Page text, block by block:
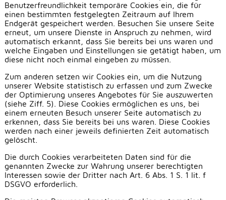
Benutzerfreundlichkeit temporäre Cookies ein, die für
einen bestimmten festgelegten Zeitraum auf Ihrem
Endgerät gespeichert werden. Besuchen Sie unsere Seite
erneut, um unsere Dienste in Anspruch zu nehmen, wird
automatisch erkannt, dass Sie bereits bei uns waren und
welche Eingaben und Einstellungen sie getätigt haben, um
diese nicht noch einmal eingeben zu müssen.
Zum anderen setzen wir Cookies ein, um die Nutzung
unserer Website statistisch zu erfassen und zum Zwecke
der Optimierung unseres Angebotes für Sie auszuwerten
(siehe Ziff. 5). Diese Cookies ermöglichen es uns, bei
einem erneuten Besuch unserer Seite automatisch zu
erkennen, dass Sie bereits bei uns waren. Diese Cookies
werden nach einer jeweils definierten Zeit automatisch
gelöscht.
Die durch Cookies verarbeiteten Daten sind für die
genannten Zwecke zur Wahrung unserer berechtigten
Interessen sowie der Dritter nach Art. 6 Abs. 1 S. 1 lit. f
DSGVO erforderlich.